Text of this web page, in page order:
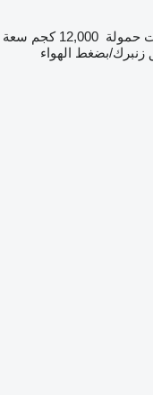
حمولة 12,000 كجم
سعة
زنبرك/بضغط الهواء